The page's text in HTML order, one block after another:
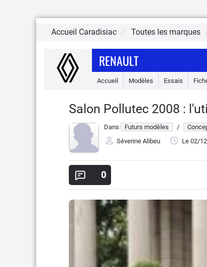
Accueil Caradisiac Toutes les marques
RENAULT
Accueil Modèles Essais
Salon Pollutec 2008 :
Dans Futurs modèles /
Séverine Alibeu
Le 02/
0